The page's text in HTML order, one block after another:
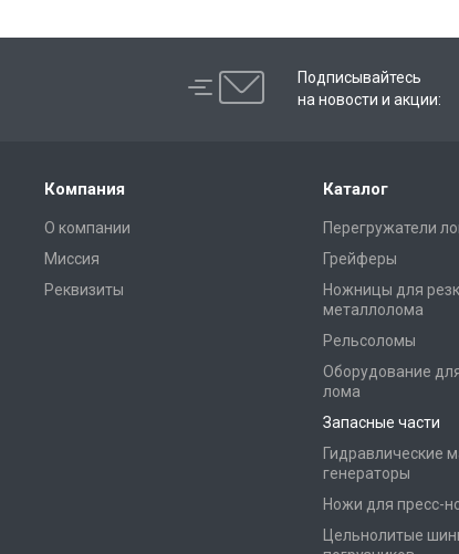
Подписывайтесь
на новости и акции:
Компания
О компании
Миссия
Реквизиты
Каталог
Перегружатели
Грейферы
Ножницы для
металлолома
Рельсоломы
Оборудование
лома
Запасные части
Гидравлические
генераторы
Ножи для пресс-
Цельнолитые